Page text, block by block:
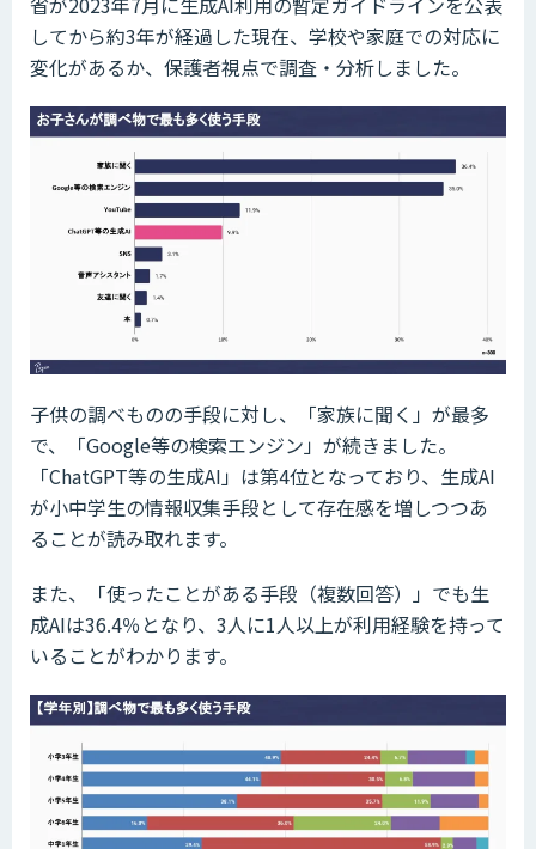
してから約3年が経過した現在、学校や家庭での対応に
変化があるか、保護者視点で調査・分析しました。
子供の調べものの手段に対し、「家族に聞く」が最多
で、「Google等の検索エンジン」が続きました。
「ChatGPT等の生成AI」は第4位となっており、生成AI
が小中学生の情報収集手段として存在感を増しつつあ
ることが読み取れます。
また、「使ったことがある手段（複数回答）」でも生
成AIは36.4％となり、3人に1人以上が利用経験を持って
いることがわかります。